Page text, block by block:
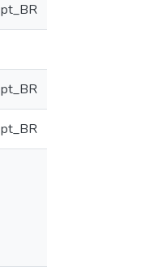
pt_BR
pt_BR
pt_BR